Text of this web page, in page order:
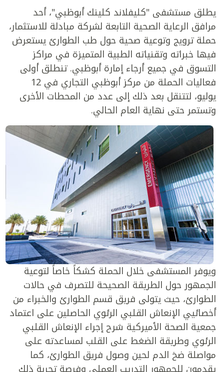
يطلق مستشفى "كليفلاند كلينك أبوظبي"، أحد
مرافق الرعاية الصحية التابعة لشركة مبادلة للاستثمار،
حملة ترويج وتوعية صحية حول طب الطوارئ يستعرض
فيها خبراته وتقنياته الطبية المتميزة في مراكز
التسوق في جميع أرجاء إمارة أبوظبي. تنطلق أولى
فعاليات الحملة من مركز أبوظبي التجاري في 12
يوليو، لتتنقل بعد ذلك إلى عدد من المحطات الأخرى
وتستمر حتى نهاية العام الحالي.
ويوفر المستشفى خلال الحملة كشكاً خاصاً لتوعية
الجمهور حول الطريقة الصحيحة للتصرف في حالات
الطوارئ، حيث يتولى فريق قسم الطوارئ والخبراء من
أخصائيي الإنعاش القلبي الرئوي الحاصلين على اعتماد
جمعية الصحة الأميركية شرح إجراء الإنعاش القلبي
الرئوي وطريقة الضغط على القلب لمساعدته على
مواصلة ضخ الدم لحين وصول فريق الطوارئ، كما